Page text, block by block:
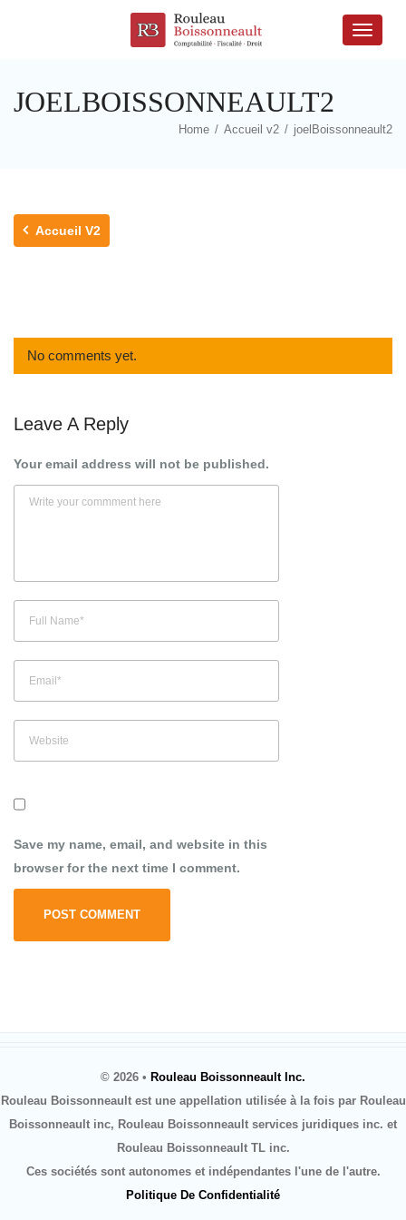
Toggle
JOELBOISSONNEAULT2
Home / Accueil v2 / joelBoissonneault2
Accueil V2
No comments yet.
Leave A Reply
Your email address will not be published.
Save my name, email, and website in this
browser for the next time I comment.
© 2026 • Rouleau Boissonneault Inc.
Rouleau Boissonneault est une appellation utilisée à la fois par Rouleau
Boissonneault inc, Rouleau Boissonneault services juridiques inc. et
Rouleau Boissonneault TL inc.
Ces sociétés sont autonomes et indépendantes l'une de l'autre.
Politique De Confidentialité